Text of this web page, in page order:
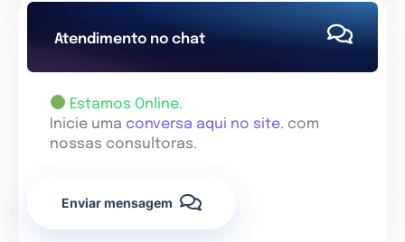
Atendimento no chat
Estamos Online.
Inicie uma conversa aqui no site. com
nossas consultoras.
Enviar mensagem